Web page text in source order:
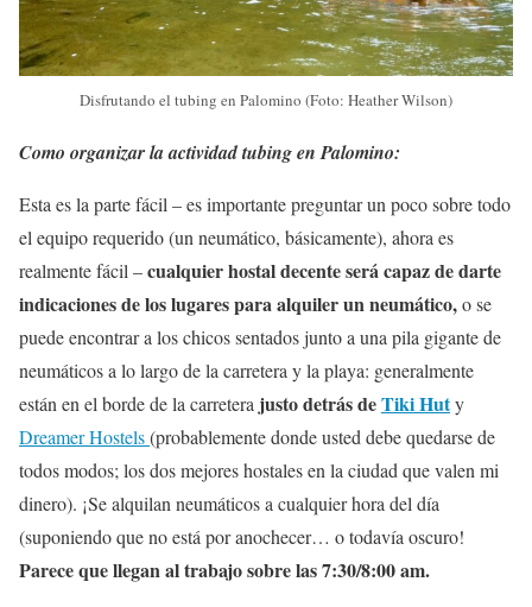
Disfrutando el tubing en Palomino (Foto: Heather Wilson)
Como organizar la actividad tubing en Palomino:
Esta es la parte fácil – es importante preguntar un poco sobre todo
el equipo requerido (un neumático, básicamente), ahora es
realmente fácil –cualquier hostal decente será capaz de darte
indicaciones de los lugares para alquiler un neumático,o se
puede encontrar a los chicos sentados junto a una pila gigante de
neumáticos a lo largo de la carretera y la playa: generalmente
están en el borde de la carretera justo detrás deTiki Huty
Dreamer Hostels(probablemente donde usted debe quedarse de
todos modos; los dos mejores hostales en la ciudad que valen mi
dinero). ¡Se alquilan neumáticos a cualquier hora del día
(suponiendo que no está por anochecer… o todavía oscuro!
Parece que llegan al trabajo sobre las 7:30/8:00 am.